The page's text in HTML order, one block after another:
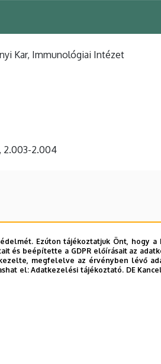
Kar, Immunológiai Intézet
2.003-2.004
Ezúton tájékoztatjuk Önt, hogy a
és beépítette a GDPR előírásait az
megfelelve az érvényben lévő
el:Adatkezelési tájékoztató. DE